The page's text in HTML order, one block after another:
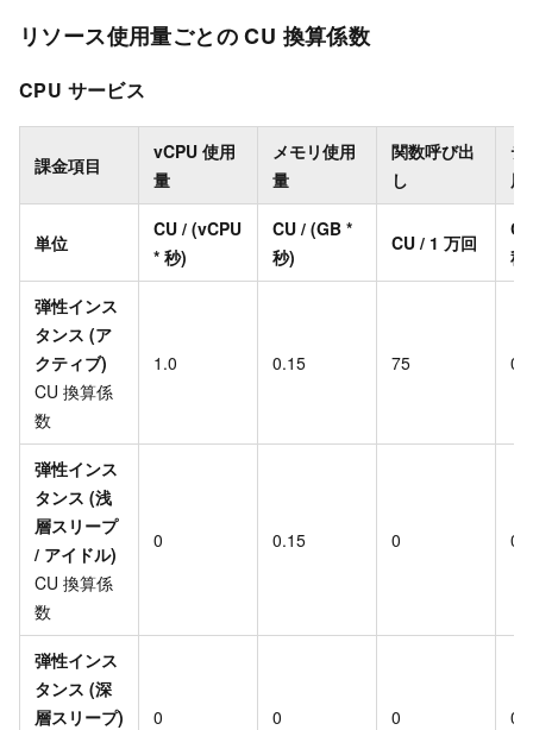
リソース使用量ごとの CU 換算係数
CPU サービス
課金項目
vCPU 使用
量
メモリ使用
量
関数呼び出
し
デ
用
単位
CU / (vCPU
* 秒)
CU / (GB *
秒)
CU / 1 万回
秒)
弾性インス
タンス (ア
クティブ)
CU 換算係
数
1.0 0.15 75
弾性インス
タンス (浅
層スリープ
/ アイドル)
CU 換算係
数
0 0.15 0
弾性インス
タンス (深
層スリープ)
0 0 0 0